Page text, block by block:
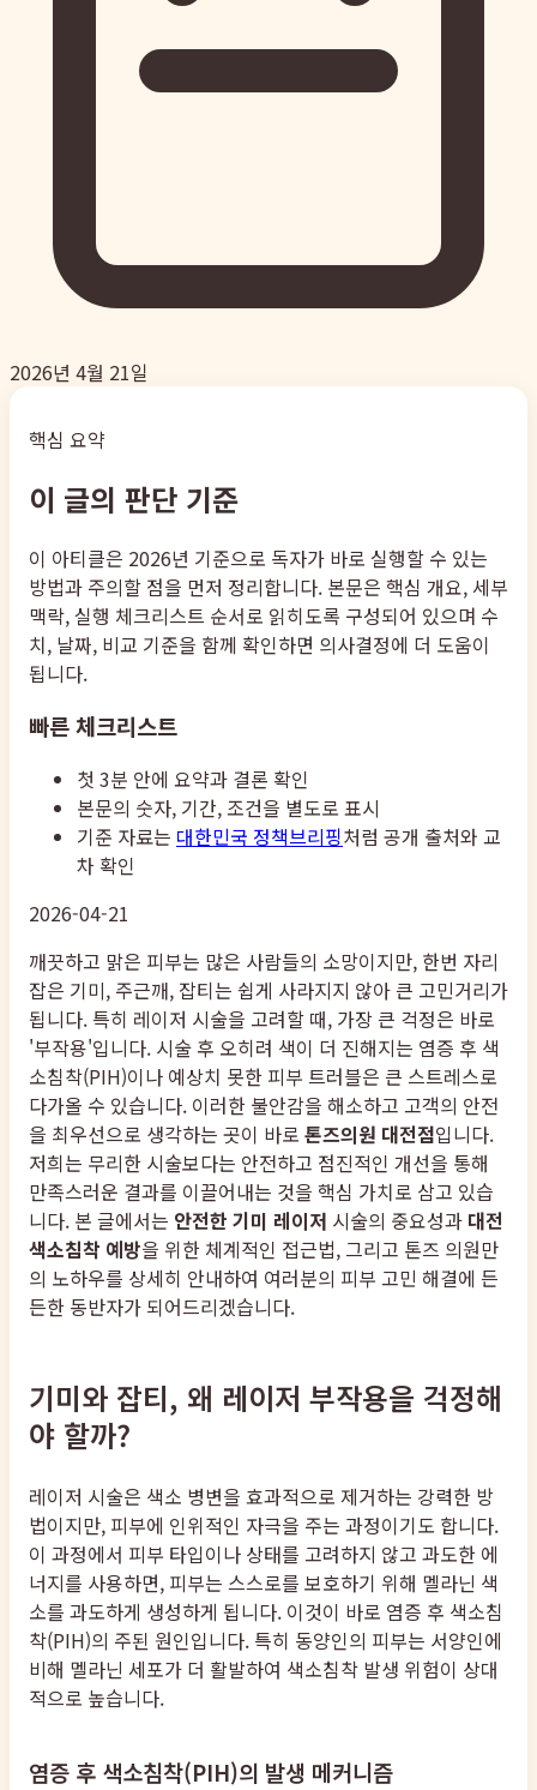
2026년 4월 21일
핵심 요약
이 글의 판단 기준
이 아티클은 2026년 기준으로 독자가 바로 실행할 수 있는
방법과 주의할 점을 먼저 정리합니다. 본문은 핵심 개요, 세부
맥락, 실행 체크리스트 순서로 읽히도록 구성되어 있으며 수
치, 날짜, 비교 기준을 함께 확인하면 의사결정에 더 도움이
됩니다.
빠른 체크리스트
첫 3분 안에 요약과 결론 확인
본문의 숫자, 기간, 조건을 별도로 표시
기준 자료는 대한민국 정책브리핑처럼 공개 출처와 교
차 확인
2026-04-21
깨끗하고 맑은 피부는 많은 사람들의 소망이지만, 한번 자리
잡은 기미, 주근깨, 잡티는 쉽게 사라지지 않아 큰 고민거리가
됩니다. 특히 레이저 시술을 고려할 때, 가장 큰 걱정은 바로
'부작용'입니다. 시술 후 오히려 색이 더 진해지는 염증 후 색
소침착(PIH)이나 예상치 못한 피부 트러블은 큰 스트레스로
다가올 수 있습니다. 이러한 불안감을 해소하고 고객의 안전
을 최우선으로 생각하는 곳이 바로 톤즈의원 대전점입니다.
저희는 무리한 시술보다는 안전하고 점진적인 개선을 통해
만족스러운 결과를 이끌어내는 것을 핵심 가치로 삼고 있습
니다. 본 글에서는 안전한 기미 레이저 시술의 중요성과 대전
색소침착 예방을 위한 체계적인 접근법, 그리고 톤즈 의원만
의 노하우를 상세히 안내하여 여러분의 피부 고민 해결에 든
든한 동반자가 되어드리겠습니다.
기미와 잡티, 왜 레이저 부작용을 걱정해
야 할까?
레이저 시술은 색소 병변을 효과적으로 제거하는 강력한 방
법이지만, 피부에 인위적인 자극을 주는 과정이기도 합니다.
이 과정에서 피부 타입이나 상태를 고려하지 않고 과도한 에
너지를 사용하면, 피부는 스스로를 보호하기 위해 멜라닌 색
소를 과도하게 생성하게 됩니다. 이것이 바로 염증 후 색소침
착(PIH)의 주된 원인입니다. 특히 동양인의 피부는 서양인에
비해 멜라닌 세포가 더 활발하여 색소침착 발생 위험이 상대
적으로 높습니다.
염증 후 색소침착(PIH)의 발생 메커니즘